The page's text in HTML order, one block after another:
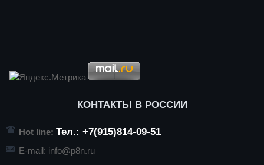
КОНТАКТЫ В РОССИИ
Hot line: Тел.: +7(915)814-09-51
E-mail: info@p8n.ru